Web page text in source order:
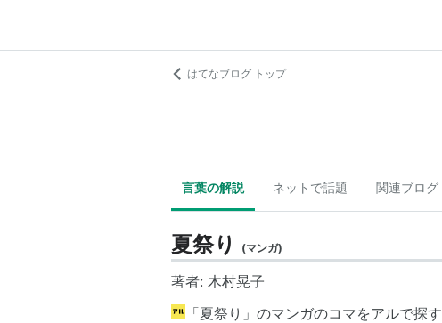
はてなブログ トップ
言葉の解説 ネットで話題 関連ブログ
夏祭り (マンガ)
著者: 木村晃子
「夏祭り」のマンガのコマをアルで探す